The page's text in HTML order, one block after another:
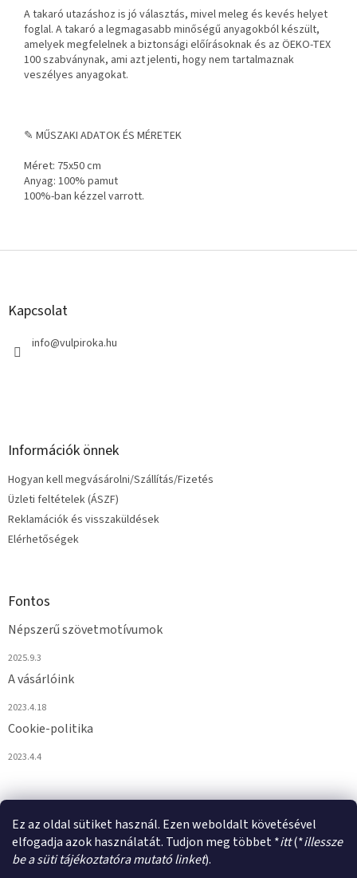
Ez az oldal sütiket használ. Ezen weboldalt követésével
elfogadja azok használatát. Tudjon meg többet *itt(*illessze
be a süti tájékoztatóra mutató linket).
A takaró utazáshoz is jó választás, mivel meleg és kevés helyet
foglal. A takaró a legmagasabb minőségű anyagokból készült,
amelyek megfelelnek a biztonsági előírásoknak és az ÖEKO-TEX
100 szabványnak, ami azt jelenti, hogy nem tartalmaznak
veszélyes anyagokat.
✎ MŰSZAKI ADATOK ÉS MÉRETEK
Méret: 75x50 cm
Anyag: 100% pamut
100%-ban kézzel varrott.
L
Kapcsolat
info@vulpiroka.hu
Információk önnek
Hogyan kell megvásárolni/Szállítás/Fizetés
Üzleti feltételek (ÁSZF)
Reklamációk és visszaküldések
Elérhetőségek
Fontos
Népszerű szövetmotívumok
2025.9.3
A vásárlóink
2023.4.18
Cookie-politika
2023.4.4